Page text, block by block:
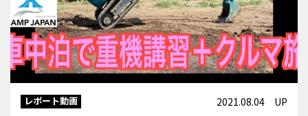
レポート動画 2021.08.04 UP